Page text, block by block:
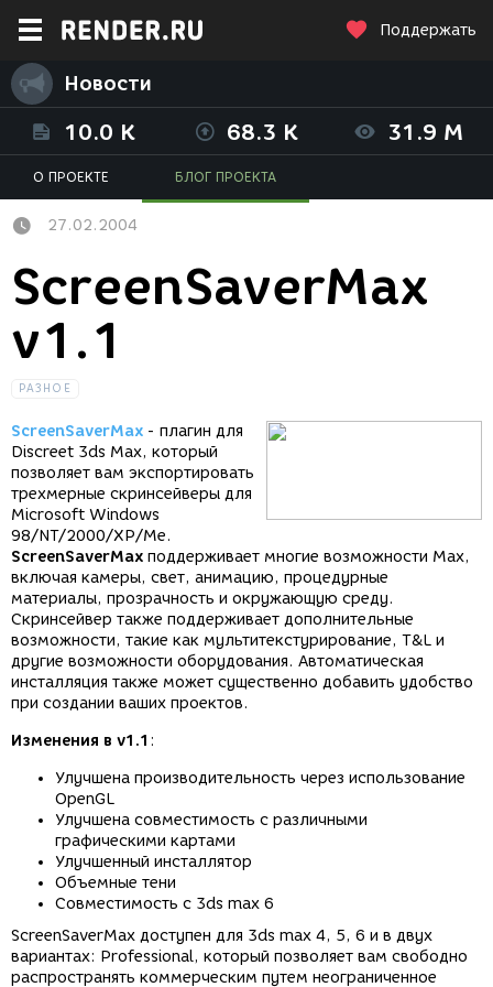
Поддержать
Новости
10.0 K 68.3 K 31.9 M
О ПРОЕКТЕ БЛОГ ПРОЕКТА
27.02.2004
ScreenSaverMax
v1.1
РАЗНОЕ
ScreenSaverMax - плагин для
Discreet 3ds Max, который
позволяет вам экспортировать
трехмерные скринсейверы для
Microsoft Windows
98/NT/2000/XP/Me.
ScreenSaverMax поддерживает многие возможности Max,
включая камеры, свет, анимацию, процедурные
материалы, прозрачность и окружающую среду.
Скринсейвер также поддерживает дополнительные
возможности, такие как мультитекстурирование, T&L и
другие возможности оборудования. Автоматическая
инсталляция также может существенно добавить удобство
при создании ваших проектов.
Изменения в v1.1 :
Улучшена производительность через использование
OpenGL
Улучшена совместимость с различными
графическими картами
Улучшенный инсталлятор
Объемные тени
Совместимость с 3ds max 6
ScreenSaverMax доступен для 3ds max 4, 5, 6 и в двух
вариантах: Professional, который позволяет вам свободно
распространять коммерческим путем неограниченное